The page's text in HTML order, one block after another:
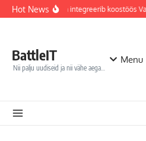
Sisu juurde
Hot News
Jõhvi haigla integreerib koostöös
BattleIT
Nii palju uudiseid ja nii vähe aega…
Menu